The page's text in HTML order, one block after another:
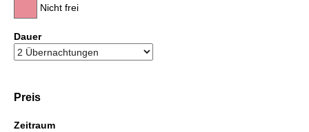
Nicht frei
Dauer
Preis
Zeitraum